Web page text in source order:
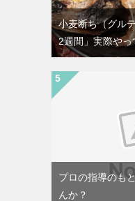
小麦断ち（グル
2週間」実際や
プロの指導のも
んか？